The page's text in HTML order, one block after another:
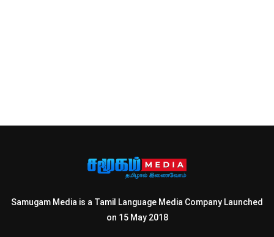
Samugam Media is a Tamil Language Media Company Launched
on 15 May 2018